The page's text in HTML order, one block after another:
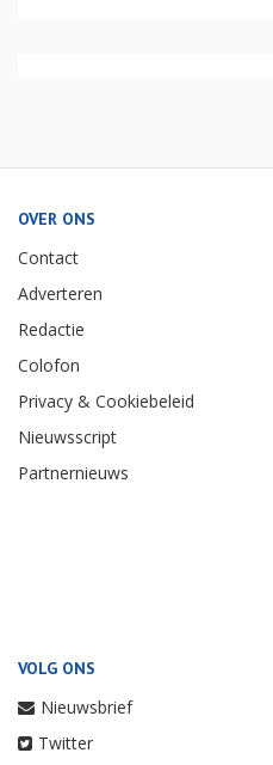
OVER ONS
Contact
Adverteren
Redactie
Colofon
Privacy & Cookiebeleid
Nieuwsscript
Partnernieuws
VOLG ONS
Nieuwsbrief
Twitter